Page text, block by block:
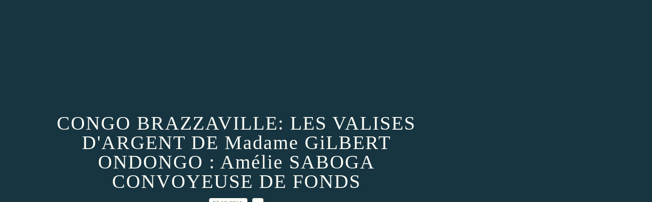
CONGO BRAZZAVILLE: LES VALISES
D'ARGENT DE Madame GiLBERT
ONDONGO : Amélie SABOGA
CONVOYEUSE DE FONDS